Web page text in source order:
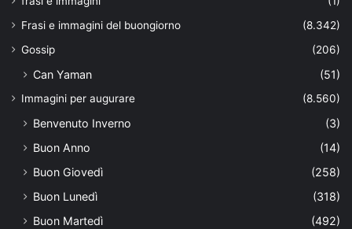
Frasi e immagini del buongiorno
(8.342)
Gossip
(206)
Can Yaman (51)
Immagini per augurare (8.560)
Benvenuto Inverno
(3)
Buon Anno
(14)
Buon Giovedì
(258)
Buon Lunedì
(318)
Buon Martedì
(492)